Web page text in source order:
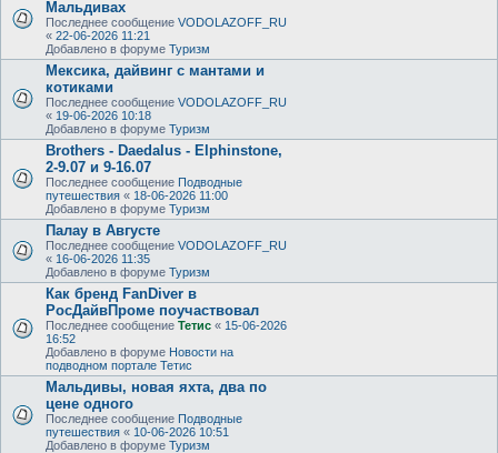
Мальдивах
Последнее сообщение VODOLAZOFF_RU
« 22-06-2026 11:21
Добавлено в форуме Туризм
Мексика, дайвинг с мантами и
котиками
Последнее сообщение VODOLAZOFF_RU
« 19-06-2026 10:18
Добавлено в форуме Туризм
Brothers - Daedalus - Elphinstone,
2-9.07 и 9-16.07
Последнее сообщение Подводные
путешествия « 18-06-2026 11:00
Добавлено в форуме Туризм
Палау в Августе
Последнее сообщение VODOLAZOFF_RU
« 16-06-2026 11:35
Добавлено в форуме Туризм
Как бренд FanDiver в
РосДайвПроме поучаствовал
Последнее сообщение Тетис « 15-06-2026
16:52
Добавлено в форуме Новости на
подводном портале Тетис
Мальдивы, новая яхта, два по
цене одного
Последнее сообщение Подводные
путешествия « 10-06-2026 10:51
Добавлено в форуме Туризм